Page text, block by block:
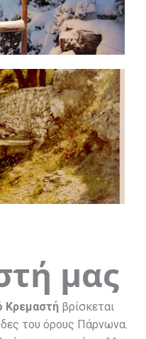
μας
Κρεμαστή βρίσκεται
του όρους Πάρνωνα.